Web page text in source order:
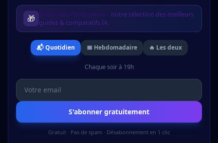
🎁 Inclus dès l'inscription : notre sélection des meilleurs
guides & comparatifs IA.
📬 Quotidien 📅 Hebdomadaire 🔥 Les deux
Chaque soir à 19h
S'abonner gratuitement
Gratuit · Pas de spam · Désabonnement en 1 clic